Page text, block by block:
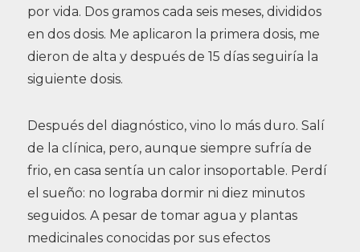
por vida. Dos gramos cada seis meses, divididos
en dos dosis. Me aplicaron la primera dosis, me
dieron de alta y después de 15 días seguiría la
siguiente dosis.
Después del diagnóstico, vino lo más duro. Salí
de la clínica, pero, aunque siempre sufría de
frio, en casa sentía un calor insoportable. Perdí
el sueño: no lograba dormir ni diez minutos
seguidos. A pesar de tomar agua y plantas
medicinales conocidas por sus efectos